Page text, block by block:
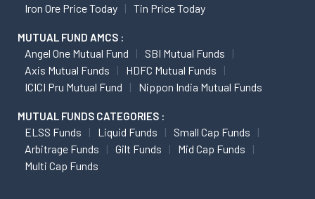
Iron Ore Price Today
Tin Price Today
MUTUAL FUND AMCS :
Angel One Mutual Fund
SBI Mutual Funds
Axis Mutual Funds
HDFC Mutual Funds
ICICI Pru Mutual Fund
Nippon India Mutual Funds
MUTUAL FUNDS CATEGORIES :
ELSS Funds Liquid Funds
Small Cap Funds
Arbitrage Funds
Gilt Funds
Mid Cap Funds
Multi Cap Funds